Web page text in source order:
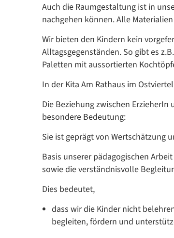
Auch die Raumgestaltung ist in
nachgehen können. Alle
Wir bieten den Kindern kein
Alltagsgegenständen. So gibt es
Paletten mit aussortierten
In der Kita Am Rathaus im
Die Beziehung zwischen
besondere Bedeutung:
Sie ist geprägt von Wertschätzung
Basis unserer pädagogischen
sowie die verständnisvolle
Dies bedeutet,
dass wir die Kinder nicht
begleiten, fördern und